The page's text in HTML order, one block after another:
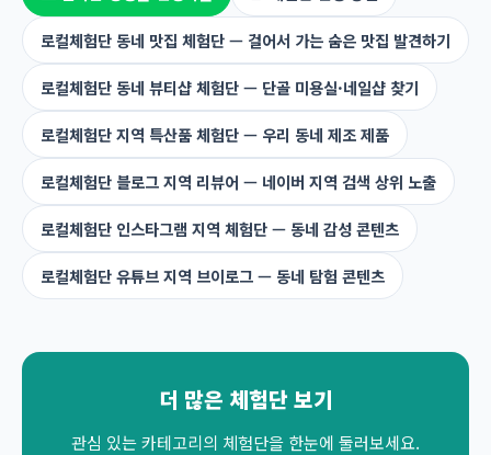
로컬체험단 동네 맛집 체험단 — 걸어서 가는 숨은 맛집 발견하기
로컬체험단 동네 뷰티샵 체험단 — 단골 미용실·네일샵 찾기
로컬체험단 지역 특산품 체험단 — 우리 동네 제조 제품
로컬체험단 블로그 지역 리뷰어 — 네이버 지역 검색 상위 노출
로컬체험단 인스타그램 지역 체험단 — 동네 감성 콘텐츠
로컬체험단 유튜브 지역 브이로그 — 동네 탐험 콘텐츠
더 많은 체험단 보기
관심 있는 카테고리의 체험단을 한눈에 둘러보세요.